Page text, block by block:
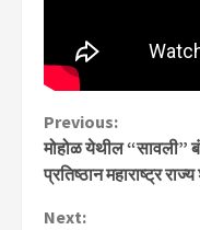
Continue
Reading
Previous:
मोहोळ येथील “सावली”
प्रतिष्ठान महाराष्ट्र राज्य
Next: